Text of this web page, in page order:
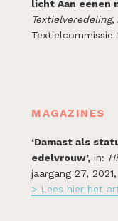
licht Aan eenen
Textielveredeling,
Textielcommissie
MAGAZINES
‘Damast als
edelvrouw’, in:
jaargang 27,
> Lees hier het